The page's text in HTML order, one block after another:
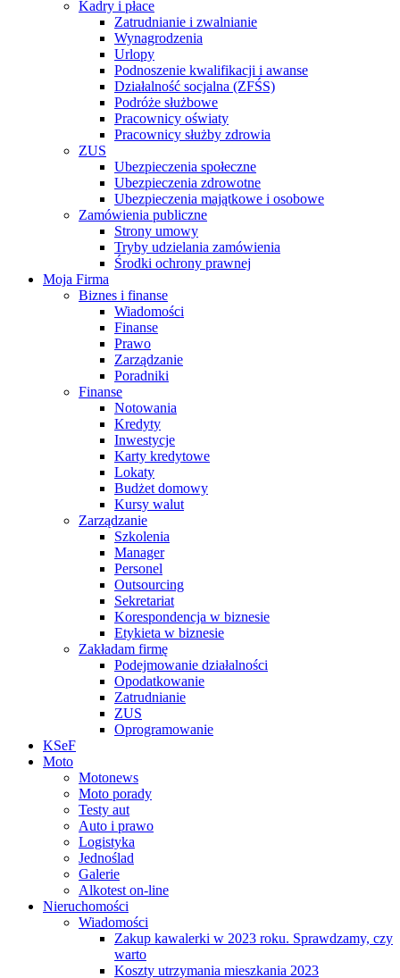
Kadry i płace
Zatrudnianie i zwalnianie
Wynagrodzenia
Urlopy
Podnoszenie kwalifikacji i awanse
Działalność socjalna (ZFŚS)
Podróże służbowe
Pracownicy oświaty
Pracownicy służby zdrowia
ZUS
Ubezpieczenia społeczne
Ubezpieczenia zdrowotne
Ubezpieczenia majątkowe i osobowe
Zamówienia publiczne
Strony umowy
Tryby udzielania zamówienia
Środki ochrony prawnej
Moja Firma
Biznes i finanse
Wiadomości
Finanse
Prawo
Zarządzanie
Poradniki
Finanse
Notowania
Kredyty
Inwestycje
Karty kredytowe
Lokaty
Budżet domowy
Kursy walut
Zarządzanie
Szkolenia
Manager
Personel
Outsourcing
Sekretariat
Korespondencja w biznesie
Etykieta w biznesie
Zakładam firmę
Podejmowanie działalności
Opodatkowanie
Zatrudnianie
ZUS
Oprogramowanie
KSeF
Moto
Motonews
Moto porady
Testy aut
Auto i prawo
Logistyka
Jednoślad
Galerie
Alkotest on-line
Nieruchomości
Wiadomości
Zakup kawalerki w 2023 roku. Sprawdzamy, czy
warto
Koszty utrzymania mieszkania 2023